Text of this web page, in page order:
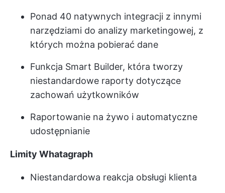
Ponad 40 natywnych integracji z innymi
narzędziami do analizy marketingowej, z
których można pobierać dane
Funkcja Smart Builder, która tworzy
niestandardowe raporty dotyczące
zachowań użytkowników
Raportowanie na żywo i automatyczne
udostępnianie
Limity Whatagraph
Niestandardowa reakcja obsługi klienta